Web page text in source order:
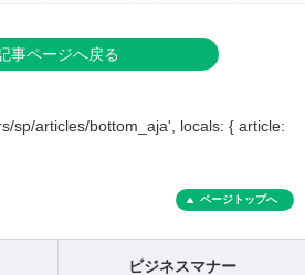
事ページへ戻る
sp/articles/bottom_aja', locals: { article:
ページトップへ
ビジネスマナー